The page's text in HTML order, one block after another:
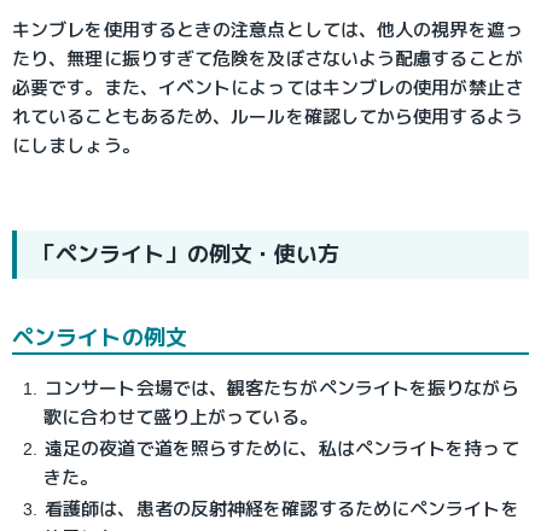
キンブレを使用するときの注意点としては、他人の視界を遮っ
たり、無理に振りすぎて危険を及ぼさないよう配慮することが
必要です。また、イベントによってはキンブレの使用が禁止さ
れていることもあるため、ルールを確認してから使用するよう
にしましょう。
「ペンライト」の例文・使い方
ペンライトの例文
コンサート会場では、観客たちがペンライトを振りながら
歌に合わせて盛り上がっている。
遠足の夜道で道を照らすために、私はペンライトを持って
きた。
看護師は、患者の反射神経を確認するためにペンライトを